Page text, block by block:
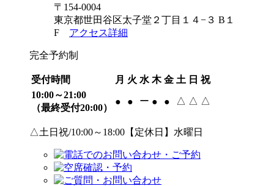
〒154-0004
東京都世田谷区太子堂２丁目１４−３ B１
F アクセス詳細
完全予約制
受付時間 月 火 水 木 金 土 日 祝
10:00～21:00
（最終受付20:00）
● ● ー ● ● △ △ △
△土日祝/10:00～18:00【定休日】水曜日